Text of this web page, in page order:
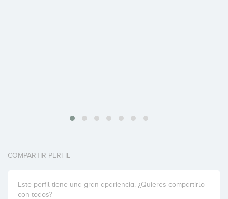
COMPARTIR PERFIL
Este perfil tiene una gran apariencia. ¿Quieres compartirlo
con todos?